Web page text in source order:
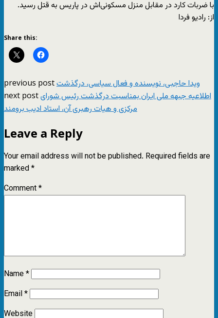
با ضربات کارد در مقابل منزل مسکونی‌اش در پاریس به قتل رسید.
از: رادیو فردا
Share this:
previous postویدا حاجبی، نویسنده و فعال سیاسی، درگذشت
next postاطلاعیه جبهه ملی ایران بمناسبت درگذشت رئیس شورای
مرکزی و هیات رهبری آن، استاد ادیب برومند
Leave a Reply
Your email address will not be published. Required fields are
marked*
Comment*
Name*
Email*
Website